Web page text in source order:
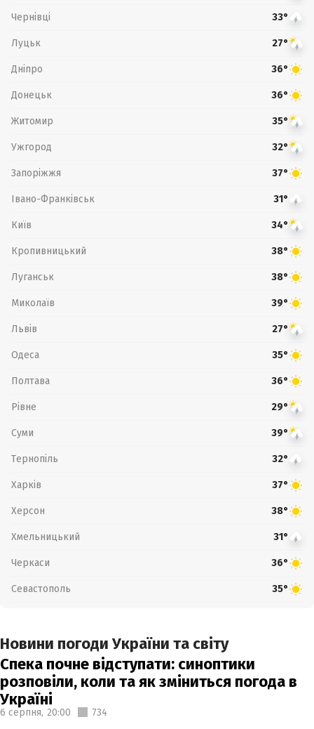
Чернівці 33°
Луцьк 27°
Дніпро 36°
Донецьк 36°
Житомир 35°
Ужгород 32°
Запоріжжя 37°
Івано-Франківськ 31°
Київ 34°
Кропивницький 38°
Луганськ 38°
Миколаїв 39°
Львів 27°
Одеса 35°
Полтава 36°
Рівне 29°
Суми 39°
Тернопіль 32°
Харків 37°
Херсон 38°
Хмельницький 31°
Черкаси 36°
Севастополь 35°
Новини погоди України та світу
Спека почне відступати: синоптики
розповіли, коли та як зміниться погода в
Україні
6 серпня, 20:00 734